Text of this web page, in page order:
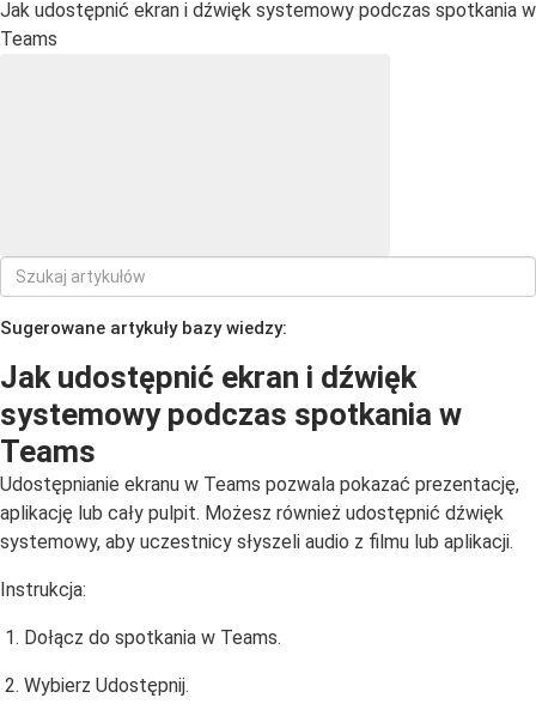
Jak udostępnić ekran i dźwięk systemowy podczas spotkania w
Teams
Sugerowane artykuły bazy wiedzy:
Jak udostępnić ekran i dźwięk
systemowy podczas spotkania w
Teams
Udostępnianie ekranu w Teams pozwala pokazać prezentację,
aplikację lub cały pulpit. Możesz również udostępnić dźwięk
systemowy, aby uczestnicy słyszeli audio z filmu lub aplikacji.
Instrukcja:
Dołącz do spotkania w Teams.
Wybierz Udostępnij.